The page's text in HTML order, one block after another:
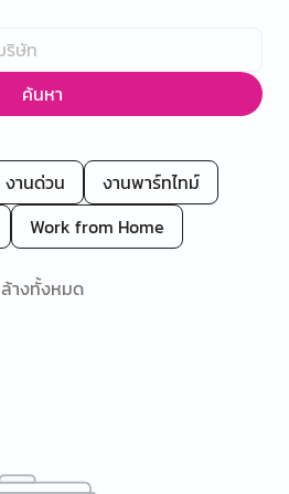
ค้นหา
งานด่วน
งานพาร์ทไทม์
Work from Home
ล้างทั้งหมด